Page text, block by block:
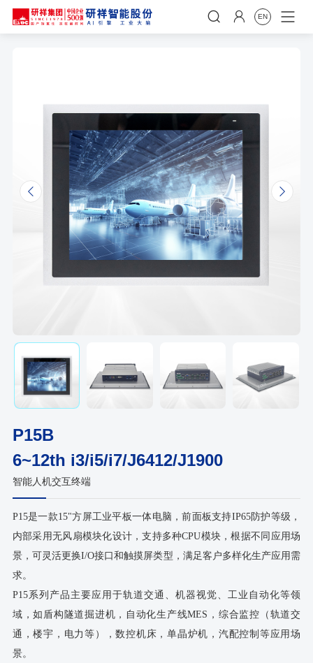
  EN

𐃩
P15B
6~12th i3/i5/i7/J6412/J1900
智能人机交互终端
P15是一款15"方屏工业平板一体电脑，前面板支持IP65防护等级，
内部采用无风扇模块化设计，支持多种CPU模块，根据不同应用场
景，可灵活更换I/O接口和触摸屏类型，满足客户多样化生产应用需
求。
P15系列产品主要应用于轨道交通、机器视觉、工业自动化等领
域，如盾构隧道掘进机，自动化生产线MES，综合监控（轨道交
通，楼宇，电力等），数控机床，单晶炉机，汽配控制等应用场
景。